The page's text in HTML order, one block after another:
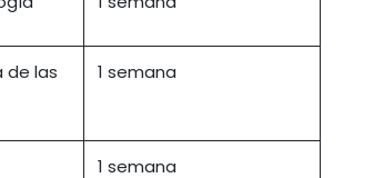
de las
1 semana
1 semana